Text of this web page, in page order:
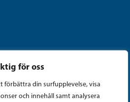
för oss
förbättra din surfupplevelse, visa
och innehåll samt analysera